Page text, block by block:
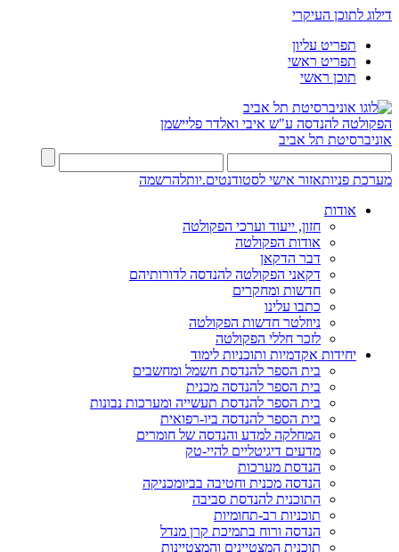
דילוג לתוכן העיקרי
תפריט עליון
תפריט ראשי
תוכן ראשי
הפקולטה להנדסה ע"ש איבי ואלדר פליישמן
אוניברסיטת תל אביב
מערכת פניותאזור אישי לסטודנטים.יותלהרשמה
אודות
חזון, ייעוד וערכי הפקולטה
אודות הפקולטה
דבר הדקאן
דקאני הפקולטה להנדסה לדורותיהם
חדשות ומחקרים
כתבו עלינו
ניוזלטר חדשות הפקולטה
לזכר חללי הפקולטה
יחידות אקדמיות ותוכניות לימוד
בית הספר להנדסת חשמל ומחשבים
בית הספר להנדסה מכנית
בית הספר להנדסת תעשייה ומערכות נבונות
בית הספר להנדסה ביו-רפואית
המחלקה למדע והנדסה של חומרים
מדעים דיגיטליים להיי-טק
הנדסת מערכות
הנדסה מכנית וחטיבה בביומכניקה
התוכנית להנדסת סביבה
תוכניות רב-תחומיות
הנדסה ורוח בתמיכת קרן מנדל
תוכנית המצטיינים והמצטיינות